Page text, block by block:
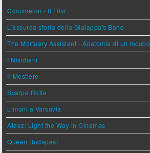
Cocomelon - Il Film
L'assurda storia della Gialappa's Band
The Mortuary Assistant - Anatomia di un Incubo
I Nisidiani
Il Mestiere
Scarpe Rotte
Limoni a Varsavia
Ateez: Light the Way in Cinemas
Queen Budapest